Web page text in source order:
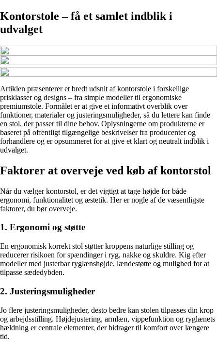
Kontorstole – få et samlet indblik i
udvalget
Artiklen præsenterer et bredt udsnit af kontorstole i forskellige
prisklasser og designs – fra simple modeller til ergonomiske
premiumstole. Formålet er at give et informativt overblik over
funktioner, materialer og justeringsmuligheder, så du lettere kan finde
en stol, der passer til dine behov. Oplysningerne om produkterne er
baseret på offentligt tilgængelige beskrivelser fra producenter og
forhandlere og er opsummeret for at give et klart og neutralt indblik i
udvalget.
Faktorer at overveje ved køb af kontorstol
Når du vælger kontorstol, er det vigtigt at tage højde for både
ergonomi, funktionalitet og æstetik. Her er nogle af de væsentligste
faktorer, du bør overveje.
1. Ergonomi og støtte
En ergonomisk korrekt stol støtter kroppens naturlige stilling og
reducerer risikoen for spændinger i ryg, nakke og skuldre. Kig efter
modeller med justerbar ryglænshøjde, lændestøtte og mulighed for at
tilpasse sædedybden.
2. Justeringsmuligheder
Jo flere justeringsmuligheder, desto bedre kan stolen tilpasses din krop
og arbejdsstilling. Højdejustering, armlæn, vippefunktion og ryglænets
hældning er centrale elementer, der bidrager til komfort over længere
tid.